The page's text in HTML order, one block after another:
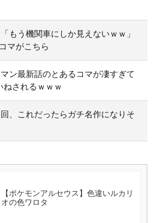
もう機関車にしか見えないｗｗ」
マがこちら
ン最新話のとあるコマが凄すぎて
ねされるｗｗｗ
、これだったらガチ名作になりそ
【ポケモンアルセウス】色違いルカリ
オの色ワロタ